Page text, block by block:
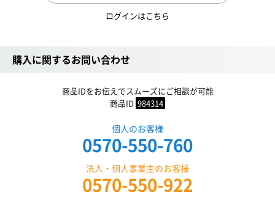
ログインはこちら
購入に関するお問い合わせ
商品IDをお伝えでスムーズにご相談が可能
商品ID 984314
個人のお客様
0570-550-760
法人・個人事業主のお客様
0570-550-922